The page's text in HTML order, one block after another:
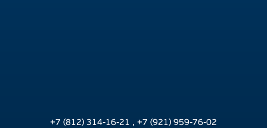
+7 (812) 314-16-21 , +7 (921) 959-76-02